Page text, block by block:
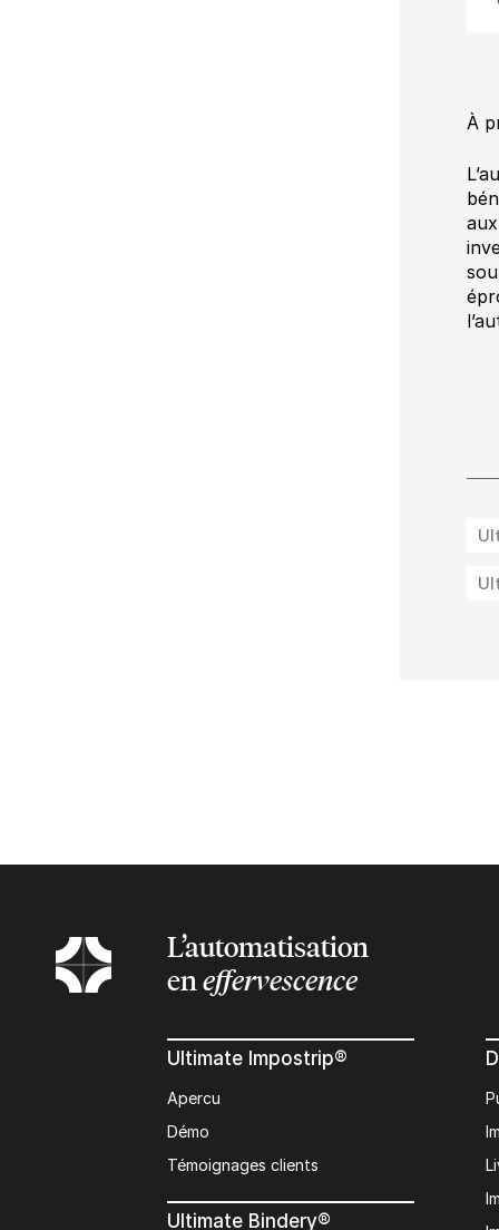
À
L’automatisation
eneffervescence
Ultimate Impostrip®
Apercu
Démo
Témoignages clients
Ultimate Bindery®